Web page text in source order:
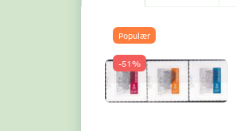
Populær
-51%